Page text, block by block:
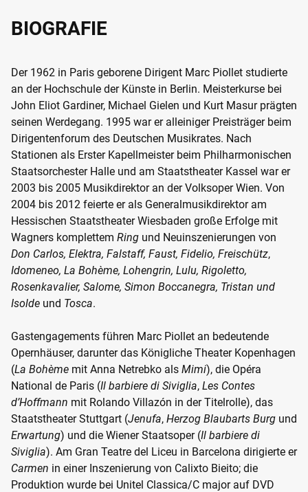
BIOGRAFIE
Der 1962 in Paris geborene Dirigent Marc Piollet studierte
an der Hochschule der Künste in Berlin. Meisterkurse bei
John Eliot Gardiner, Michael Gielen und Kurt Masur prägten
seinen Werdegang. 1995 war er alleiniger Preisträger beim
Dirigentenforum des Deutschen Musikrates. Nach
Stationen als Erster Kapellmeister beim Philharmonischen
Staatsorchester Halle und am Staatstheater Kassel war er
2003 bis 2005 Musikdirektor an der Volksoper Wien. Von
2004 bis 2012 feierte er als Generalmusikdirektor am
Hessischen Staatstheater Wiesbaden große Erfolge mit
Wagners komplettem Ring und Neuinszenierungen von
Don Carlos, Elektra, Falstaff, Faust, Fidelio, Freischütz,
Idomeneo, La Bohème, Lohengrin, Lulu, Rigoletto,
Rosenkavalier, Salome, Simon Boccanegra, Tristan und
Isolde und Tosca.
Gastengagements führen Marc Piollet an bedeutende
Opernhäuser, darunter das Königliche Theater Kopenhagen
(La Bohème mit Anna Netrebko als Mimi), die Opéra
National de Paris (Il barbiere di Siviglia, Les Contes
d’Hoffmann mit Rolando Villazón in der Titelrolle), das
Staatstheater Stuttgart (Jenufa, Herzog Blaubarts Burg und
Erwartung) und die Wiener Staatsoper (Il barbiere di
Siviglia). Am Gran Teatre del Liceu in Barcelona dirigierte er
Carmen in einer Inszenierung von Calixto Bieito; die
Produktion wurde bei Unitel Classica/C major auf DVD